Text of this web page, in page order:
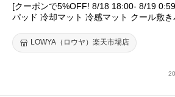
[クーポンで5%OFF! 8/18 18:00- 8/19
パッド 冷却マット 冷感マット クール敷
り マット 夏 夏用マット 寝具 敷パッド
L
LOWYA（ロウヤ）楽天市場店